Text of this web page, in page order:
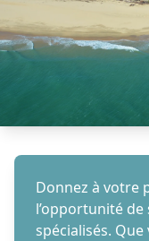
Supports de Stages
Donnez à votre
l’opportunité de
spécialisés.